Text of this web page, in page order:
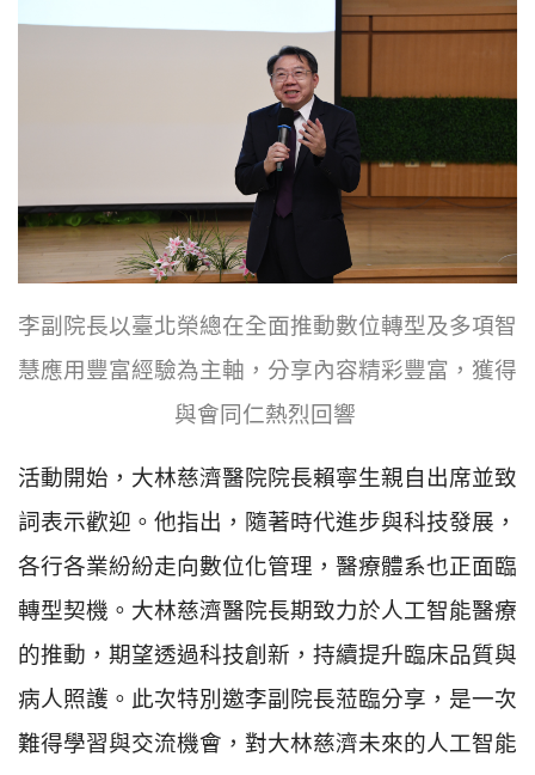
李副院長以臺北榮總在全面推動數位轉型及多項智
慧應用豐富經驗為主軸，分享內容精彩豐富，獲得
與會同仁熱烈回響
活動開始，大林慈濟醫院院長賴寧生親自出席並致
詞表示歡迎。他指出，隨著時代進步與科技發展，
各行各業紛紛走向數位化管理，醫療體系也正面臨
轉型契機。大林慈濟醫院長期致力於人工智能醫療
的推動，期望透過科技創新，持續提升臨床品質與
病人照護。此次特別邀李副院長蒞臨分享，是一次
難得學習與交流機會，對大林慈濟未來的人工智能